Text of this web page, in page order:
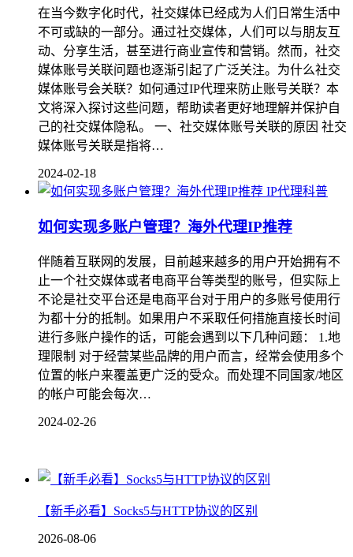
在当今数字化时代，社交媒体已经成为人们日常生活中
不可或缺的一部分。通过社交媒体，人们可以与朋友互
动、分享生活，甚至进行商业宣传和营销。然而，社交
媒体账号关联问题也逐渐引起了广泛关注。为什么社交
媒体账号会关联？如何通过IP代理来防止账号关联？本
文将深入探讨这些问题，帮助读者更好地理解并保护自
己的社交媒体隐私。 一、社交媒体账号关联的原因 社交
媒体账号关联是指将…
2024-02-18
IP代理科普
如何实现多账户管理？海外代理IP推荐
伴随着互联网的发展，目前越来越多的用户开始拥有不
止一个社交媒体或者电商平台等类型的账号，但实际上
不论是社交平台还是电商平台对于用户的多账号使用行
为都十分的抵制。如果用户不采取任何措施直接长时间
进行多账户操作的话，可能会遇到以下几种问题： 1.地
理限制 对于经营某些品牌的用户而言，经常会使用多个
位置的帐户来覆盖更广泛的受众。而处理不同国家/地区
的帐户可能会每次…
2024-02-26
【新手必看】Socks5与HTTP协议的区别
2026-08-06